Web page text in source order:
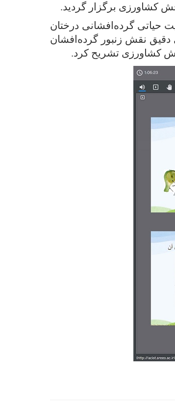
کشاورزی برگزار گردید.
حیاتی گرده‌افشانی درختان
دقیق نقش زنبور گرده‌افشان
کشاورزی تشریح کرد.